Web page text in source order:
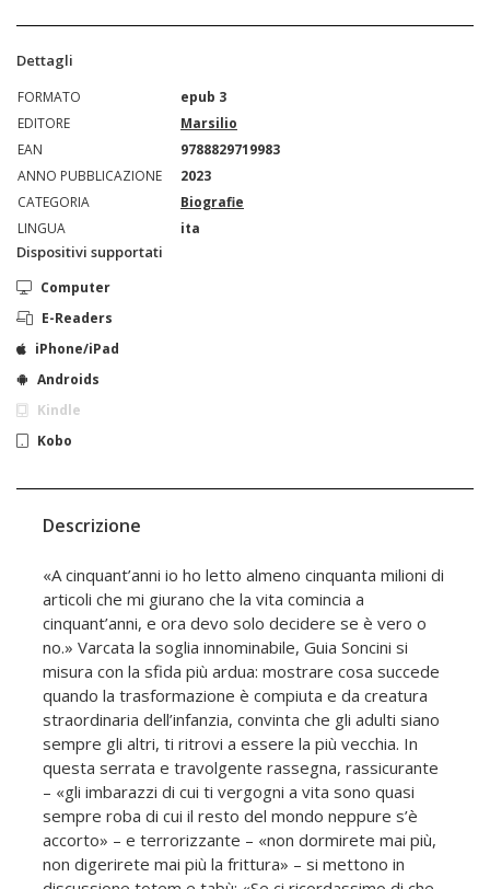
Dettagli
FORMATO
epub 3
EDITORE
Marsilio
EAN
9788829719983
ANNO PUBBLICAZIONE
2023
CATEGORIA
Biografie
LINGUA
ita
Dispositivi supportati
Computer
E-Readers
iPhone/iPad
Androids
Kindle
Kobo
Descrizione
«A cinquant’anni io ho letto almeno cinquanta milioni di
articoli che mi giurano che la vita comincia a
cinquant’anni, e ora devo solo decidere se è vero o
no.» Varcata la soglia innominabile, Guia Soncini si
misura con la sfida più ardua: mostrare cosa succede
quando la trasformazione è compiuta e da creatura
straordinaria dell’infanzia, convinta che gli adulti siano
sempre gli altri, ti ritrovi a essere la più vecchia. In
questa serrata e travolgente rassegna, rassicurante
– «gli imbarazzi di cui ti vergogni a vita sono quasi
sempre roba di cui il resto del mondo neppure s’è
accorto» – e terrorizzante – «non dormirete mai più,
non digerirete mai più la frittura» – si mettono in